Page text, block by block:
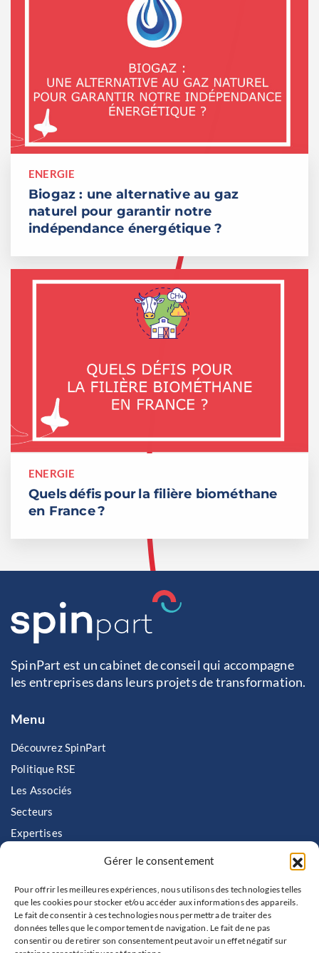
Gérer le consentement
Pour offrir les meilleures expériences, nous utilisons des technologies telles
que les cookies pour stocker et/ou accéder aux informations des appareils.
Le fait de consentir à ces technologies nous permettra de traiter des
données telles que le comportement de navigation. Le fait de ne pas
consentir ou de retirer son consentement peut avoir un effet négatif sur
ENERGIE
Biogaz : une alternative au gaz
naturel pour garantir notre
indépendance énergétique ?
ENERGIE
Quels défis pour la filière biométhane
en France ?
SpinPart est un cabinet de conseil qui accompagne
les entreprises dans leurs projets de transformation.
Menu
Découvrez SpinPart
Politique RSE
Les Associés
Secteurs
Expertises
Contact
+ 33 1 75 44 68 90